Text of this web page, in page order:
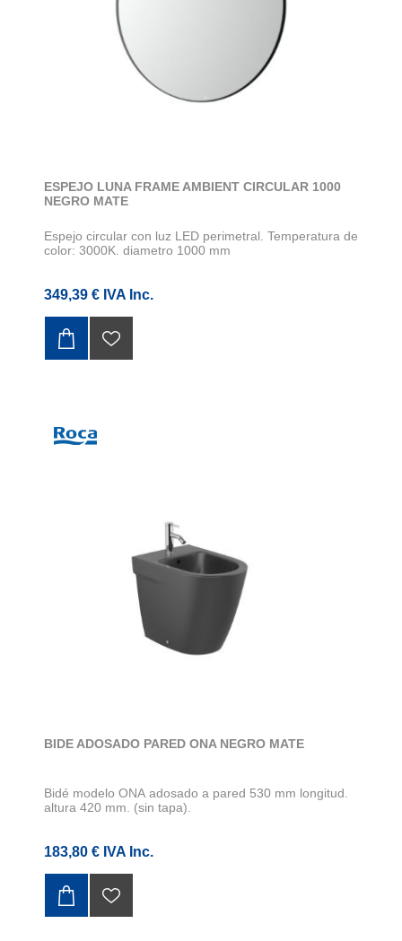
ESPEJO LUNA FRAME AMBIENT CIRCULAR 1000
NEGRO MATE
Espejo circular con luz LED perimetral. Temperatura de
color: 3000K. diametro 1000 mm
349,39 € IVA Inc.
BIDE ADOSADO PARED ONA NEGRO MATE
Bidé modelo ONA adosado a pared 530 mm longitud.
altura 420 mm. (sin tapa).
183,80 € IVA Inc.